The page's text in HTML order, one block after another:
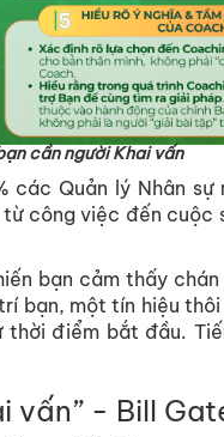
cần người Khai vấn
các Quản lý Nhân sự
công việc đến cuộc
bạn cảm thấy
bạn, một tín hiệu
thời điểm bắt đầu.
vấn” - Bill